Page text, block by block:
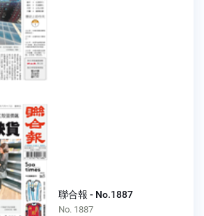
聯合報 - No.1887
No. 1887